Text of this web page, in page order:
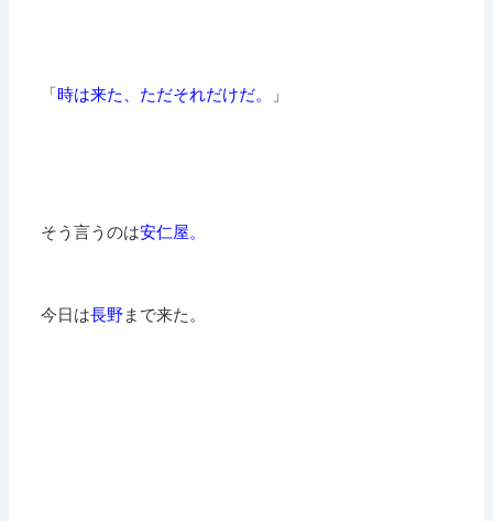
「時は来た、ただそれだけだ。 」
そう言うのは安仁屋。
今日は長野まで来た。